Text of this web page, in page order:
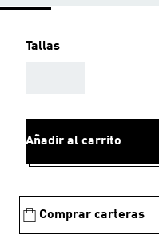
Tallas
Añadir al carrito
Comprar carteras